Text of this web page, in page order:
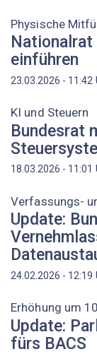
Physische
einführen
23.03.2026 - 11:42
KI und Steuern
Bundesrat
18.03.2026 - 11:01
Verfassungs-
Update:
24.02.2026 - 12:19
Erhöhung um
Update:
fürs BACS